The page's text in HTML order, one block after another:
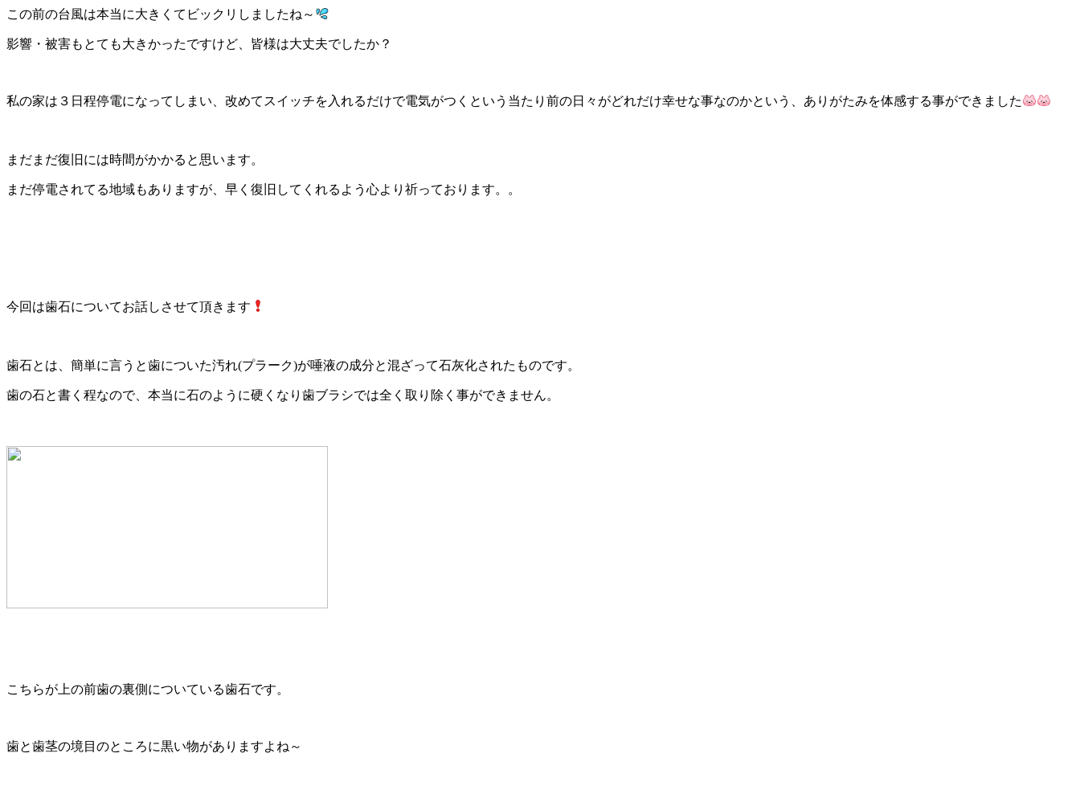
この前の台風は本当に大きくて ビックリしましたね～
影響・被害もとても大きかったですけど、 皆様は大丈夫でしたか？
私の家は３日程停電になってしまい、 改めてスイッチを入れるだけで電気がつくという当たり前の日々がどれだけ幸せな事なのかという、ありがたみを体感する事ができました
まだまだ復旧には時間がかかると思います。
まだ停電されてる地域もありますが、早く復旧してくれるよう心より祈っております。。
今回は歯石についてお話しさせて頂きます
歯石とは、簡単に言うと歯についた汚れ(プラーク)が唾液の成分と混ざって石灰化されたものです。
歯の石と書く程なので、本当に石のように硬くなり歯ブラシでは全く取り除く事ができません。
こちらが上の前歯の裏側についている歯石です。
歯と歯茎の境目のところに黒い物がありますよね～